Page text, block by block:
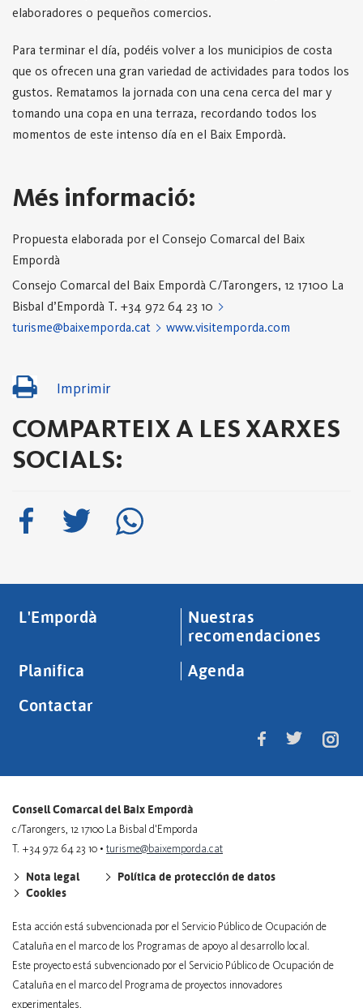
elaboradores o pequeños comercios.
Para terminar el día, podéis volver a los municipios de costa
que os ofrecen una gran variedad de actividades para todos los
gustos. Rematamos la jornada con una cena cerca del mar y
tomando una copa en una terraza, recordando todos los
momentos de este intenso día en el Baix Empordà.
Més informació:
Propuesta elaborada por el Consejo Comarcal del Baix
Empordà
Consejo Comarcal del Baix Empordà C/Tarongers, 12 17100 La
Bisbal d’Empordà T. +34 972 64 23 10
turisme@baixemporda.cat
www.visitemporda.com
Imprimir
COMPARTEIX A LES XARXES
SOCIALS:
L'Empordà
Nuestras
recomendaciones
Planifica
Agenda
Contactar
Consell Comarcal del Baix Empordà
c/Tarongers, 12 17100 La Bisbal d'Emporda
T. +34 972 64 23 10 • turisme@baixemporda.cat
Nota legal
Política de protección de datos
Cookies
Esta acción está subvencionada por el Servicio Público de Ocupación de
Cataluña en el marco de los Programas de apoyo al desarrollo local.
Este proyecto está subvencionado por el Servicio Público de Ocupación de
Cataluña en el marco del Programa de proyectos innovadores
experimentales.